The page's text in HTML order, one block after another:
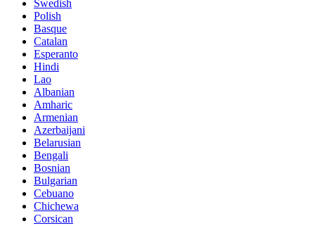
Swedish
Polish
Basque
Catalan
Esperanto
Hindi
Lao
Albanian
Amharic
Armenian
Azerbaijani
Belarusian
Bengali
Bosnian
Bulgarian
Cebuano
Chichewa
Corsican